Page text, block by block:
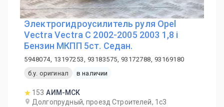
Электрогидроусилитель руля Opel
Vectra Vectra C 2002-2005 2003 1,8 i
Бензин МКПП 5ст. Седан.
5948074, 13197253, 93183575, 93172788, 93169180
б.у. оригинал
в наличии
153 АИМ-МСК
Долгопрудный, проезд Строителей, 1с3